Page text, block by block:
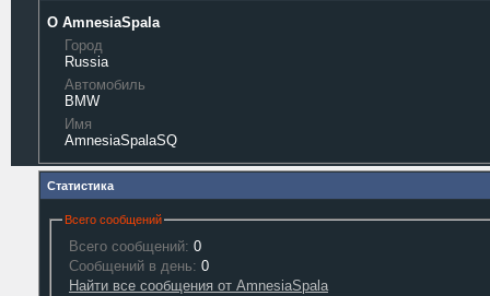
О AmnesiaSpala
Город
Russia
Автомобиль
BMW
Имя
AmnesiaSpalaSQ
Статистика
Всего сообщений
Всего сообщений: 0
Сообщений в день: 0
Найти все сообщения от AmnesiaSpala